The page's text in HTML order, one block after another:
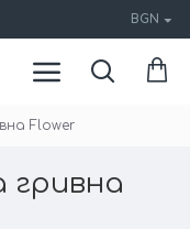
BGN
Flower
гривна